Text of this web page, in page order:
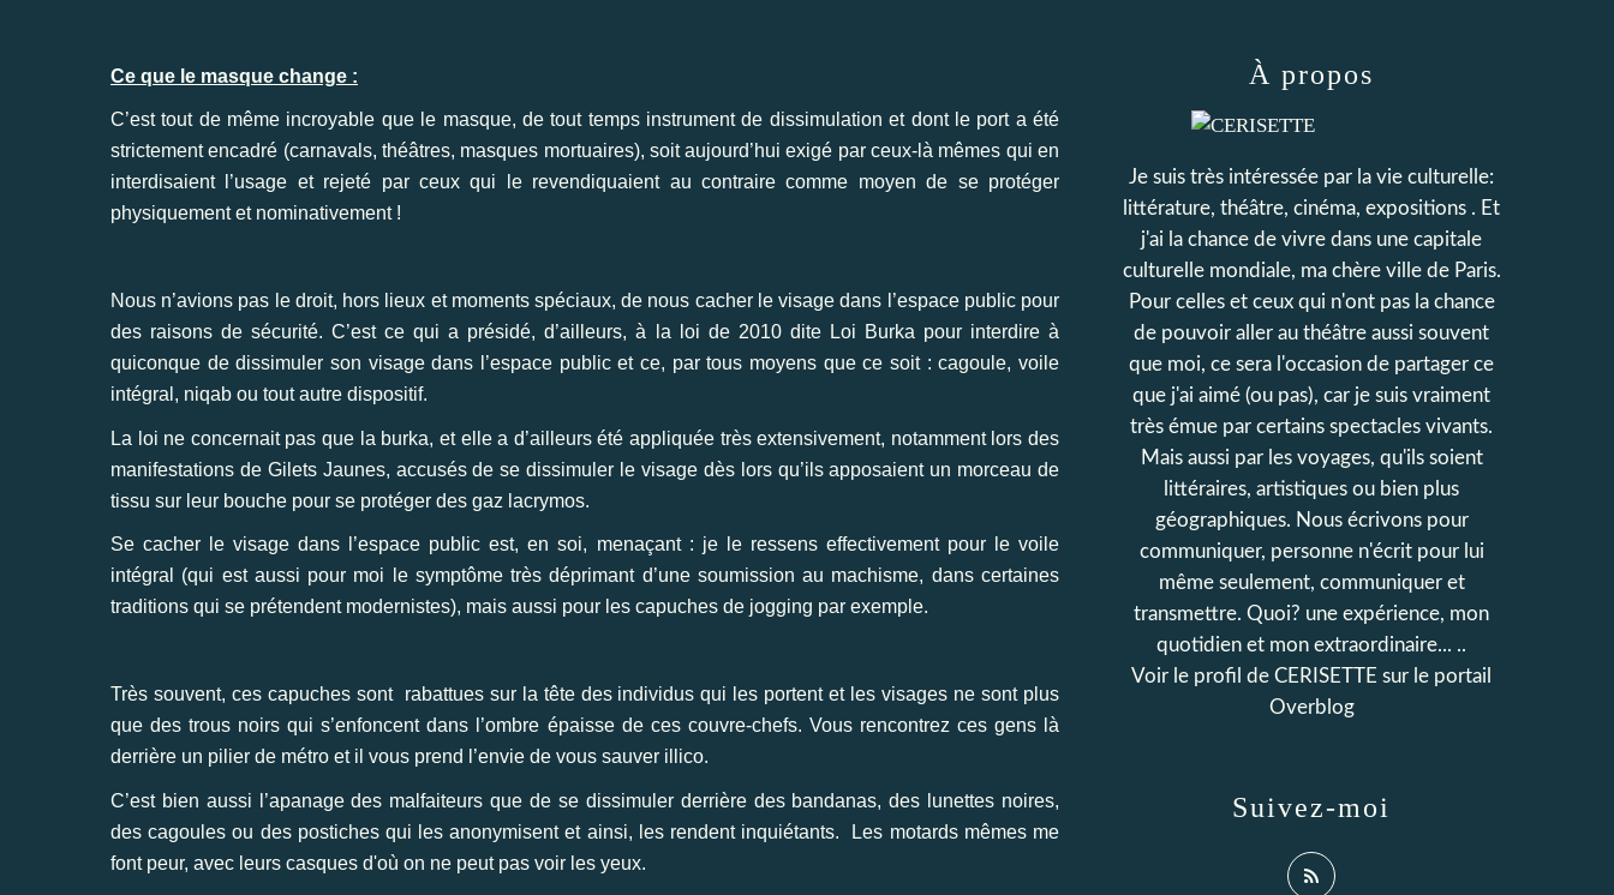
Ce que le masque change :
C’est tout de même incroyable que le masque, de tout temps instrument de dissimulation et dont le port a été
strictement encadré (carnavals, théâtres, masques mortuaires), soit aujourd’hui exigé par ceux-là mêmes qui en
interdisaient l’usage et rejeté par ceux qui le revendiquaient au contraire comme moyen de se protéger
physiquement et nominativement !
Nous n’avions pas le droit, hors lieux et moments spéciaux, de nous cacher le visage dans l’espace public pour
des raisons de sécurité. C’est ce qui a présidé, d’ailleurs, à la loi de 2010 dite Loi Burka pour interdire à
quiconque de dissimuler son visage dans l’espace public et ce, par tous moyens que ce soit : cagoule, voile
intégral, niqab ou tout autre dispositif.
La loi ne concernait pas que la burka, et elle a d’ailleurs été appliquée très extensivement, notamment lors des
manifestations de Gilets Jaunes, accusés de se dissimuler le visage dès lors qu’ils apposaient un morceau de
tissu sur leur bouche pour se protéger des gaz lacrymos.
Se cacher le visage dans l’espace public est, en soi, menaçant : je le ressens effectivement pour le voile
intégral (qui est aussi pour moi le symptôme très déprimant d’une soumission au machisme, dans certaines
traditions qui se prétendent modernistes), mais aussi pour les capuches de jogging par exemple.
Très souvent, ces capuches sont rabattues sur la tête des individus qui les portent et les visages ne sont plus
que des trous noirs qui s’enfoncent dans l’ombre épaisse de ces couvre-chefs. Vous rencontrez ces gens là
derrière un pilier de métro et il vous prend l’envie de vous sauver illico.
C’est bien aussi l’apanage des malfaiteurs que de se dissimuler derrière des bandanas, des lunettes noires,
des cagoules ou des postiches qui les anonymisent et ainsi, les rendent inquiétants. Les motards mêmes me
font peur, avec leurs casques d'où on ne peut pas voir les yeux.
Suivez-moi
À propos
Je suis très intéressée par la vie culturelle:
littérature, théâtre, cinéma, expositions . Et
j'ai la chance de vivre dans une capitale
culturelle mondiale, ma chère ville de Paris.
Pour celles et ceux qui n'ont pas la chance
de pouvoir aller au théâtre aussi souvent
que moi, ce sera l'occasion de partager ce
que j'ai aimé (ou pas), car je suis vraiment
très émue par certains spectacles vivants.
Mais aussi par les voyages, qu'ils soient
littéraires, artistiques ou bien plus
géographiques. Nous écrivons pour
communiquer, personne n'écrit pour lui
même seulement, communiquer et
transmettre. Quoi? une expérience, mon
quotidien et mon extraordinaire... ..
Voir le profil de CERISETTE sur le portail
Overblog